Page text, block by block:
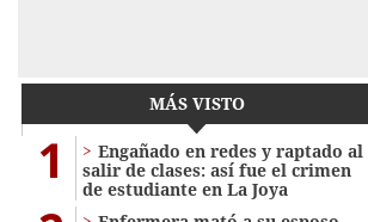
MÁS VISTO
1
Engañado en redes y raptado al
salir de clases: así fue el crimen
de estudiante en La Joya